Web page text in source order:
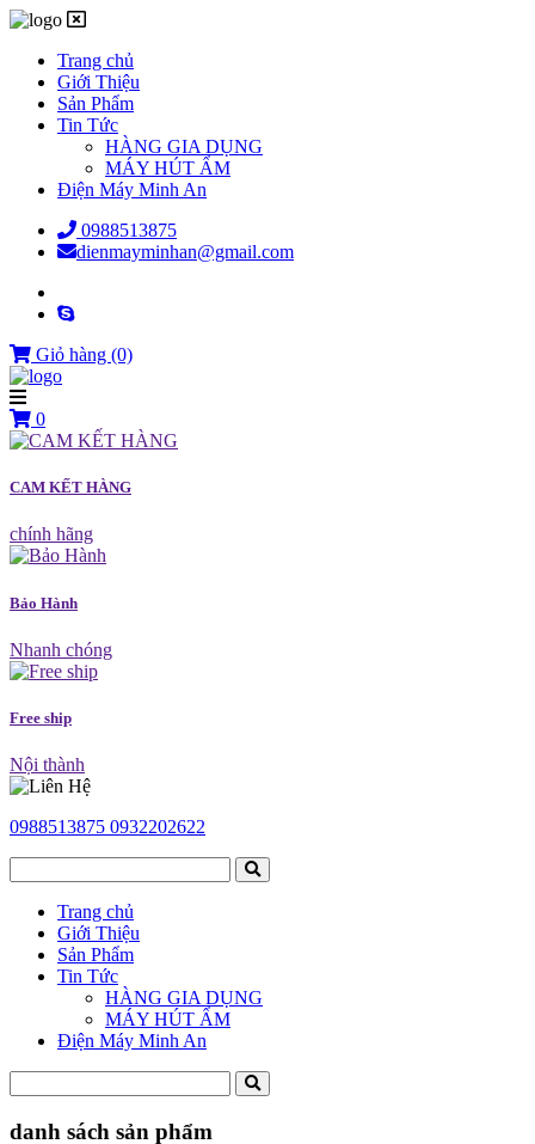
Trang chủ
Giới Thiệu
Sản Phẩm
Tin Tức
HÀNG GIA DỤNG
MÁY HÚT ẨM
Điện Máy Minh An
0988513875
dienmayminhan@gmail.com
Giỏ hàng (0)
0
CAM KẾT HÀNG
chính hãng
Bảo Hành
Nhanh chóng
Free ship
Nội thành
0988513875 0932202622
Trang chủ
Giới Thiệu
Sản Phẩm
Tin Tức
HÀNG GIA DỤNG
MÁY HÚT ẨM
Điện Máy Minh An
danh sách sản phẩm